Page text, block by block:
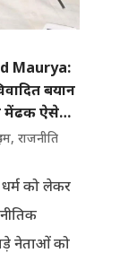
Maurya:
बयान
मेंढक ऐसे…
, राजनीति
को लेकर
नेताओं को